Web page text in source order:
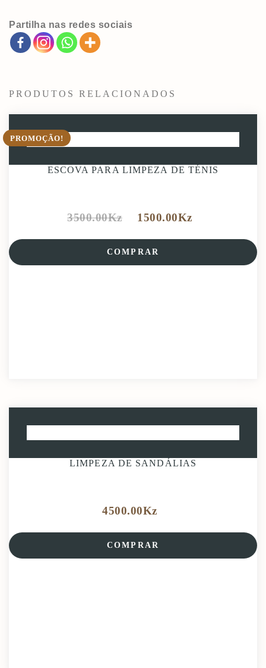
cintos,
acessórios
Partilha nas redes sociais
PRODUTOS RELACIONADOS
PROMOÇÃO!
ESCOVA PARA LIMPEZA DE TÉNIS
3500.00Kz 1500.00Kz
COMPRAR
LIMPEZA DE SANDÁLIAS
4500.00Kz
COMPRAR